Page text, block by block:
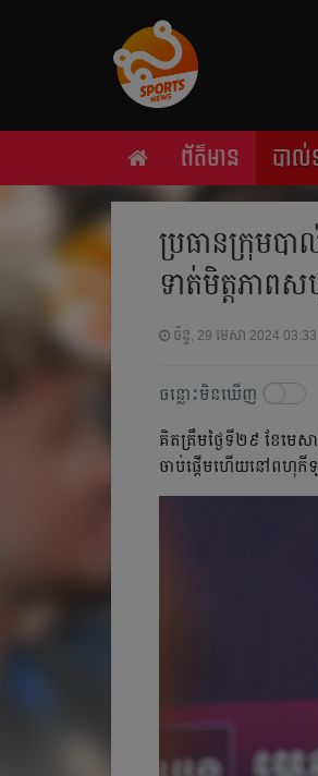
ព័ត៌មាន បាល់
ប្រធាន​ក្រុម​បា
ទាត់មិត្ដភាព
ច័ន្ទ, 29 មេសា 2024 03:33
ចន្លោះមិនឃើញ
គិតត្រឹម​ថ្ងៃ​ទី២៩ ខែ​មេ
ចាប់​ផ្ដើម​ហើយ​នៅ​ពហុកីឡ